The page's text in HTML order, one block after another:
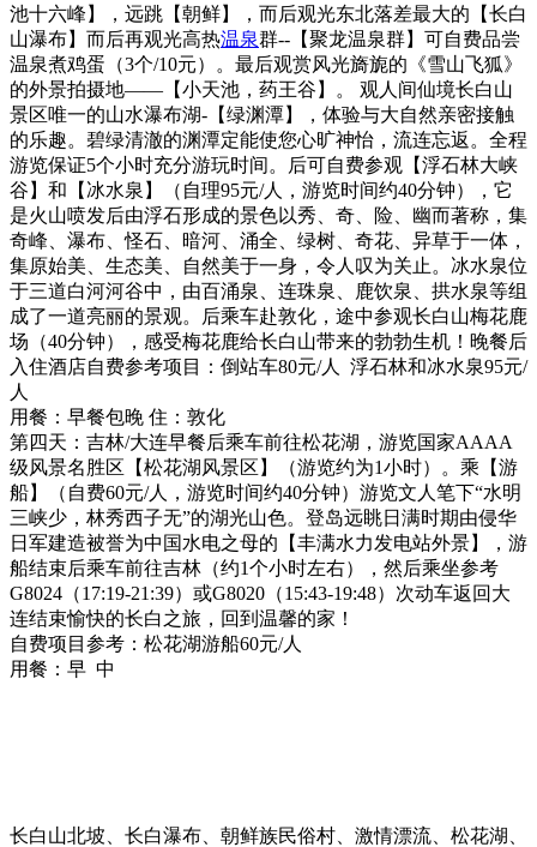
池十六峰】，远跳【朝鲜】，而后观光东北落差最大的【长白
山瀑布】而后再观光高热温泉群--【聚龙温泉群】可自费品尝
温泉煮鸡蛋（3个/10元）。最后观赏风光旖旎的《雪山飞狐》
的外景拍摄地——【小天池，药王谷】。 观人间仙境长白山
景区唯一的山水瀑布湖-【绿渊潭】，体验与大自然亲密接触
的乐趣。碧绿清澈的渊潭定能使您心旷神怡，流连忘返。全程
游览保证5个小时充分游玩时间。后可自费参观【浮石林大峡
谷】和【冰水泉】（自理95元/人，游览时间约40分钟），它
是火山喷发后由浮石形成的景色以秀、奇、险、幽而著称，集
奇峰、瀑布、怪石、暗河、涌全、绿树、奇花、异草于一体，
集原始美、生态美、自然美于一身，令人叹为关止。冰水泉位
于三道白河河谷中，由百涌泉、连珠泉、鹿饮泉、拱水泉等组
成了一道亮丽的景观。后乘车赴敦化，途中参观长白山梅花鹿
场（40分钟），感受梅花鹿给长白山带来的勃勃生机！晚餐后
入住酒店自费参考项目：倒站车80元/人 浮石林和冰水泉95元/
人
用餐：早餐包晚 住：敦化
第四天：吉林/大连早餐后乘车前往松花湖，游览国家AAAA
级风景名胜区【松花湖风景区】（游览约为1小时）。乘【游
船】（自费60元/人，游览时间约40分钟）游览文人笔下“水明
三峡少，林秀西子无”的湖光山色。登岛远眺日满时期由侵华
日军建造被誉为中国水电之母的【丰满水力发电站外景】，游
船结束后乘车前往吉林（约1个小时左右），然后乘坐参考
G8024（17:19-21:39）或G8020（15:43-19:48）次动车返回大
连结束愉快的长白之旅，回到温馨的家！
自费项目参考：松花湖游船60元/人
用餐：早 中
长白山北坡、长白瀑布、朝鲜族民俗村、激情漂流、松花湖、